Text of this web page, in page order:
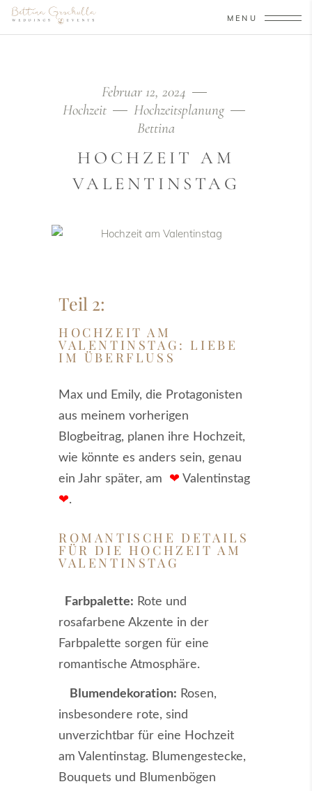
MENU
Februar 12, 2024
Hochzeit
Hochzeitsplanung
Bettina
HOCHZEIT AM
VALENTINSTAG
Teil 2:
HOCHZEIT AM
VALENTINSTAG: LIEBE
IM ÜBERFLUSS
Max und Emily, die Protagonisten
aus meinem vorherigen
Blogbeitrag, planen ihre Hochzeit,
wie könnte es anders sein, genau
ein Jahr später, am
❤ Valentinstag
❤.
ROMANTISCHE DETAILS
FÜR DIE HOCHZEIT AM
VALENTINSTAG
Farbpalette: Rote und
rosafarbene Akzente in der
Farbpalette sorgen für eine
romantische Atmosphäre.
Blumendekoration: Rosen,
insbesondere rote, sind
unverzichtbar für eine Hochzeit
am Valentinstag. Blumengestecke,
Bouquets und Blumenbögen